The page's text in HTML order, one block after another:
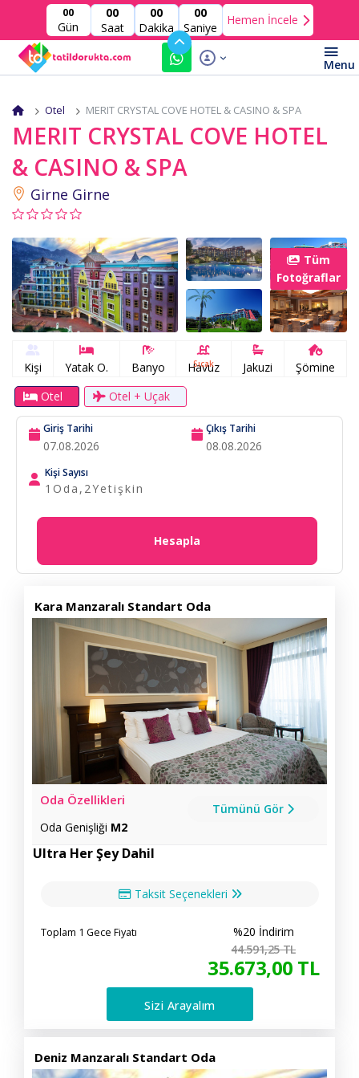
00
Gün
00
Saat
00
Dakika
00
Saniye
Hemen İncele
Otel MERIT CRYSTAL COVE HOTEL & CASINO & SPA
MERIT CRYSTAL COVE HOTEL
& CASINO & SPA
Girne Girne
Tüm
Fotoğraflar
Kişi Yatak O. Banyo Sıcak
Havuz Jakuzi
Şömine
Otel
Otel + Uçak
Giriş Tarihi Çıkış Tarihi
Kişi Sayısı
1 Oda, 2Yetişkin
Hesapla
Kara Manzaralı Standart Oda
Oda Özellikleri
Oda Genişliği M2
Tümünü Gör
Ultra Her Şey Dahil
Taksit Seçenekleri
Toplam 1 Gece Fiyatı
%20 İndirim
44.591,25TL
35.673,00 TL
Sizi Arayalım
Deniz Manzaralı Standart Oda